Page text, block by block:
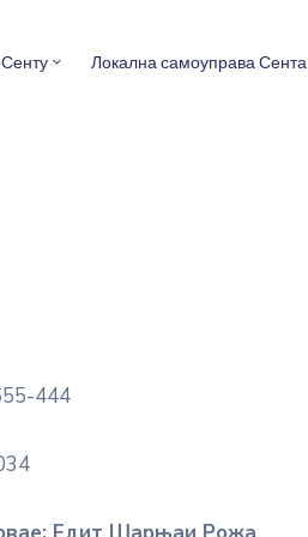
Сенту Локална самоуправа Сента
444